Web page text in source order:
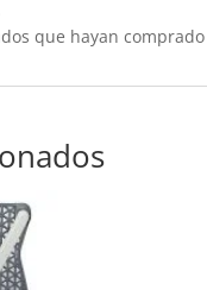
que hayan